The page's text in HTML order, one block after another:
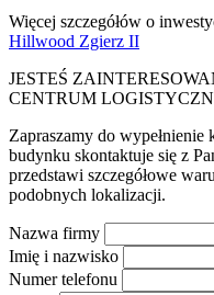
Więcej szczegółów o
Hillwood Zgierz II
JESTEŚ
CENTRUM
Zapraszamy do
budynku skontaktuje się z
przedstawi szczegółowe
podobnych lokalizacji.
Nazwa firmy
Imię i nazwisko
Numer telefonu